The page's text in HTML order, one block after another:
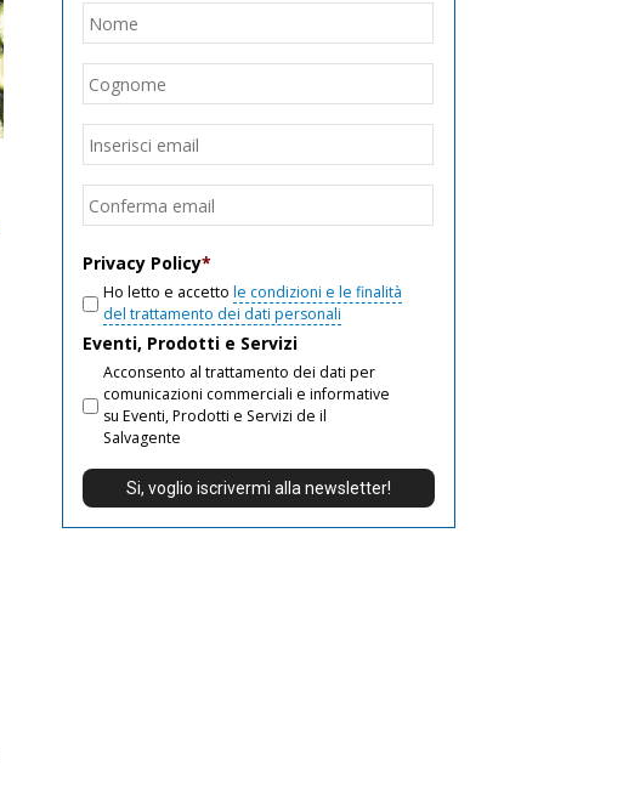
Nome
Email
Privacy Policy*
Ho letto e accetto le condizioni e le finalità
del trattamento dei dati personali
Eventi, Prodotti e Servizi
Acconsento al trattamento dei dati per
comunicazioni commerciali e informative
su Eventi, Prodotti e Servizi de il
Salvagente